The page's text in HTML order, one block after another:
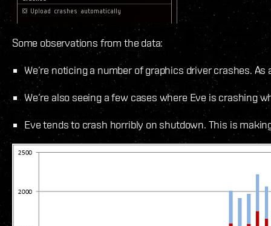
Some observations from the data:
We’re noticing a number of graphics driver crashes.
We’re also seeing a few cases where Eve is crashing
Eve tends to crash horribly on shutdown. This is